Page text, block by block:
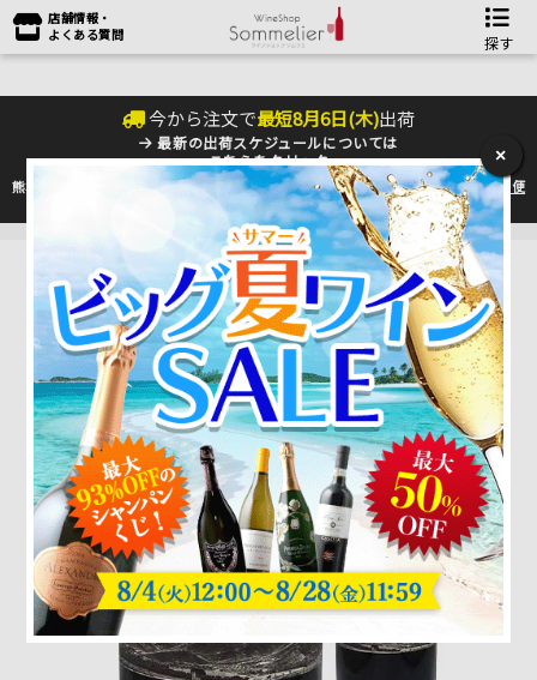
店舗情報・
よくある質問
探す
今から注文で最短8月6日(木)出荷
最新の出荷スケジュールについては
こちらをクリック
熊本地震の影響により九州への配送に遅れが生じております。最新情報は佐川急便
のHP
をご確認下さい。
×